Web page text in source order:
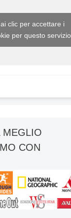
clic per accettare i
per questo servizio
MEGLIO
CON